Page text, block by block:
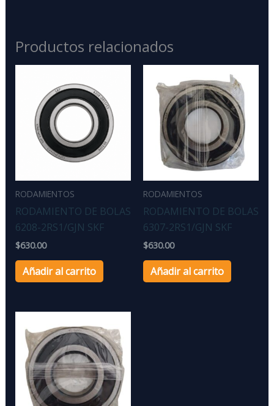
Productos relacionados
RODAMIENTOS
RODAMIENTO DE BOLAS
6208-2RS1/GJN SKF
$630.00
Añadir al carrito
RODAMIENTOS
RODAMIENTO DE BOLAS
6307-2RS1/GJN SKF
$630.00
Añadir al carrito